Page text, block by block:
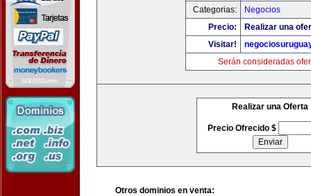
Categorias:
Negocios
Precio:
Realizar una
Visitar!
Serán consideradas
Realizar una Oferta
Precio Ofrecido $
Otros dominios en venta: